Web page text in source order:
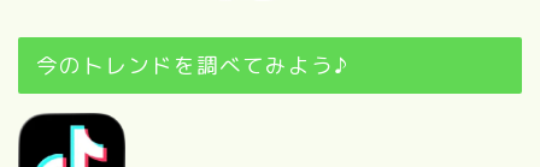
今のトレンドを調べてみよう♪